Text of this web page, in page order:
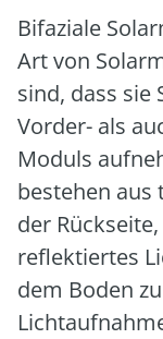
Bifa­zia­le
Art von
sind, dass sie
Vor­der- als
Moduls
bestehen
der
reflek­tier­tes
dem Boden